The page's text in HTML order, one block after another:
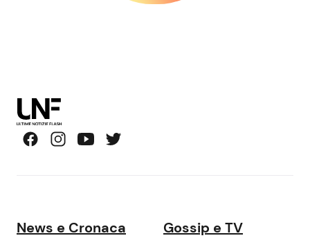
News e Cronaca Gossip e TV